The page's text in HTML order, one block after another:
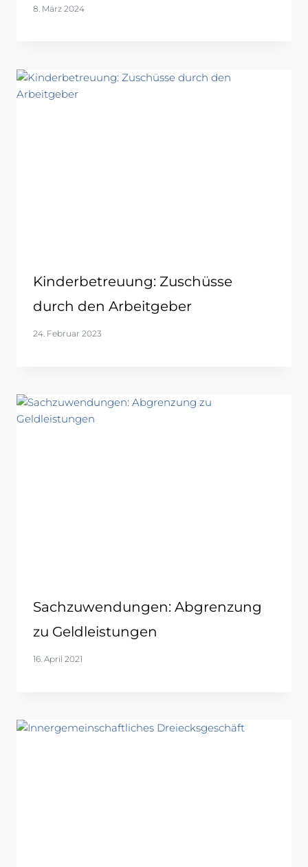
8. März 2024
Kinderbetreuung: Zuschüsse
durch den Arbeitgeber
24. Februar 2023
Sachzuwendungen: Abgrenzung
zu Geldleistungen
16. April 2021